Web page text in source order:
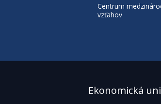
Centrum
vzťahov
Ekonomická